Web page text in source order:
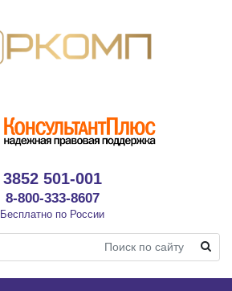
3852 501-001
8-800-333-8607
Бесплатно по России